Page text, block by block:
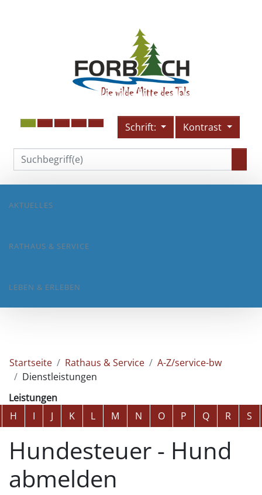
Schrift: Kontrast
AKTUELLES
RATHAUS & SERVICE
LEBEN & ERLEBEN
Startseite Rathaus & Service
A-Z/service-bw
Dienstleistungen
Leistungen
Alphabetisches Register überspringen
H I J K L M N O P Q R S
Hundesteuer - Hund
abmelden